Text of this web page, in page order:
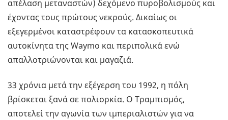
απέλαση μεταναστών) δεχόμενο πυροβολισμούς και
έχοντας τους πρώτους νεκρούς. Δικαίως οι
εξεγερμένοι καταστρέφουν τα κατασκοπευτικά
αυτοκίνητα της Waymo και περιπολικά ενώ
απαλλοτριώνονται και μαγαζιά.
33 χρόνια μετά την εξέγερση του 1992, η πόλη
βρίσκεται ξανά σε πολιορκία. Ο Τραμπισμός,
αποτελεί την αγωνία των ιμπεριαλιστών για να